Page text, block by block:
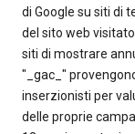
di Google su siti di
del sito web
siti di mostrare
"_gac_"
inserzionisti per
delle proprie